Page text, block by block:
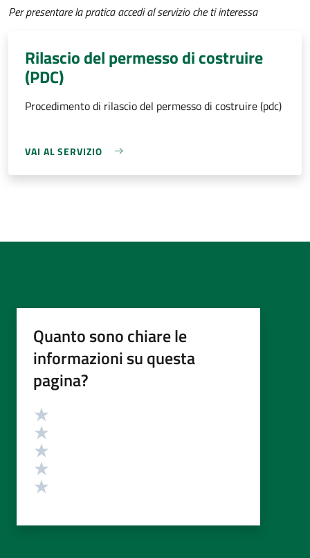
Per presentare la pratica accedi al servizio che ti interessa
Rilascio del permesso di costruire
(PDC)
Procedimento di rilascio del permesso di costruire (pdc)
VAI AL SERVIZIO
Quanto sono chiare le
informazioni su questa
pagina?
Valutazione